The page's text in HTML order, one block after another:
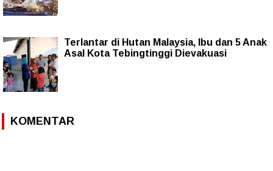
Terlantar di Hutan Malaysia, Ibu dan 5 Anak
Asal Kota Tebingtinggi Dievakuasi
KOMENTAR